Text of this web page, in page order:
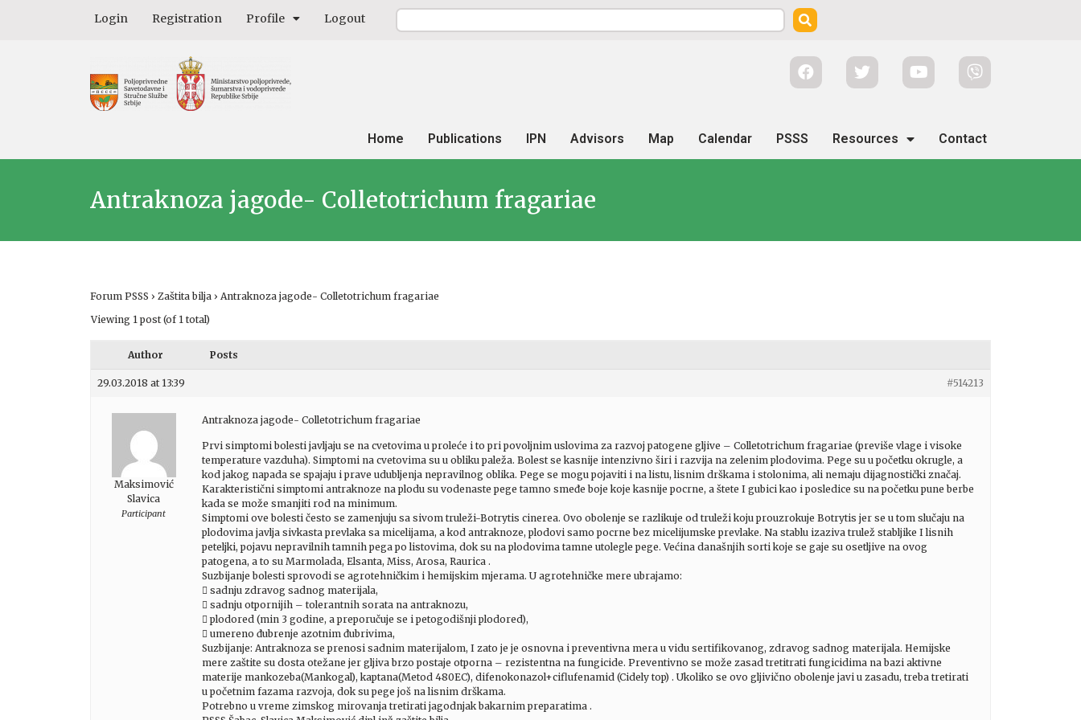
Login Registration Profile Logout
Home Publications IPN Advisors Map Calendar PSSS Resources Contact
Antraknoza jagode- Colletotrichum fragariae
Forum PSSS › Zaštita bilja › Antraknoza jagode- Colletotrichum fragariae
Viewing 1 post (of 1 total)
Author Posts
29.03.2018 at 13:39 #514213
Maksimović
Slavica
Participant
Antraknoza jagode- Colletotrichum fragariae
Prvi simptomi bolesti javljaju se na cvetovima u proleće i to pri povoljnim uslovima za razvoj patogene gljive – Colletotrichum fragariae (previše vlage i visoke
temperature vazduha). Simptomi na cvetovima su u obliku paleža. Bolest se kasnije intenzivno širi i razvija na zelenim plodovima. Pege su u početku okrugle, a
kod jakog napada se spajaju i prave udubljenja nepravilnog oblika. Pege se mogu pojaviti i na listu, lisnim drškama i stolonima, ali nemaju dijagnostički značaj.
Karakteristični simptomi antraknoze na plodu su vodenaste pege tamno smeđe boje koje kasnije pocrne, a štete I gubici kao i posledice su na početku pune berbe
kada se može smanjiti rod na minimum.
Simptomi ove bolesti često se zamenjuju sa sivom truleži-Botrytis cinerea. Ovo obolenje se razlikuje od truleži koju prouzrokuje Botrytis jer se u tom slučaju na
plodovima javlja sivkasta prevlaka sa micelijama, a kod antraknoze, plodovi samo pocrne bez micelijumske prevlake. Na stablu izaziva trulež stabljike I lisnih
peteljki, pojavu nepravilnih tamnih pega po listovima, dok su na plodovima tamne utolegle pege. Većina današnjih sorti koje se gaje su osetljive na ovog
patogena, a to su Marmolada, Elsanta, Miss, Arosa, Raurica .
Suzbijanje bolesti sprovodi se agrotehničkim i hemijskim mjerama. U agrotehničke mere ubrajamo:
 sadnju zdravog sadnog materijala,
 sadnju otpornijih – tolerantnih sorata na antraknozu,
 plodored (min 3 godine, a preporučuje se i petogodišnji plodored),
 umereno đubrenje azotnim đubrivima,
Suzbijanje: Antraknoza se prenosi sadnim materijalom, I zato je je osnovna i preventivna mera u vidu sertifikovanog, zdravog sadnog materijala. Hemijske
mere zaštite su dosta otežane jer gljiva brzo postaje otporna – rezistentna na fungicide. Preventivno se može zasad tretitrati fungicidima na bazi aktivne
materije mankozeba(Mankogal), kaptana(Metod 480EC), difenokonazol+ciflufenamid (Cidely top) . Ukoliko se ovo gljivično obolenje javi u zasadu, treba tretirati
u početnim fazama razvoja, dok su pege još na lisnim drškama.
Potrebno u vreme zimskog mirovanja tretirati jagodnjak bakarnim preparatima .